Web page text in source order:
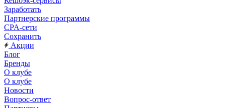
Заработать
Партнерские программы
CPA-сети
Сохранить
Акции
Блог
Бренды
О клубе
О клубе
Новости
Вопрос-ответ